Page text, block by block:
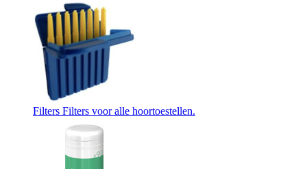
Filters Filters voor alle hoortoestellen.